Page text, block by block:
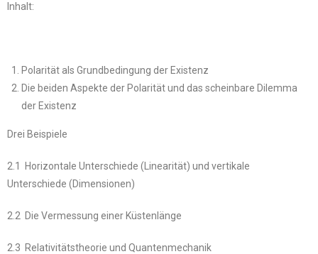
Inhalt:
Polarität als Grundbedingung der Existenz
Die beiden Aspekte der Polarität und das scheinbare Dilemma
der Existenz
Drei Beispiele
2.1 Horizontale Unterschiede (Linearität) und vertikale
Unterschiede (Dimensionen)
2.2 Die Vermessung einer Küstenlänge
2.3 Relativitätstheorie und Quantenmechanik